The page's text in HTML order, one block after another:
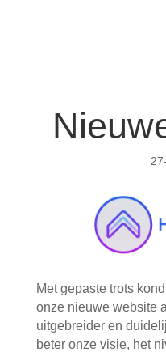
Met gepaste trots
onze nieuwe website
uitgebreider en
beter onze visie, het